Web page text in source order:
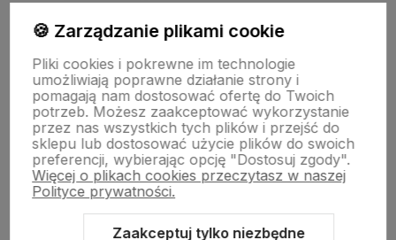
O firmie
🍪 Zarządzanie plikami cookie
Pliki cookies i pokrewne im technologie
umożliwiają poprawne działanie strony i
pomagają nam dostosować ofertę do Twoich
potrzeb. Możesz zaakceptować wykorzystanie
przez nas wszystkich tych plików i przejść do
sklepu lub dostosować użycie plików do swoich
preferencji, wybierając opcję "Dostosuj zgody".
Więcej o plikach cookies przeczytasz w naszej
Polityce prywatności.
Zaakceptuj tylko niezbędne